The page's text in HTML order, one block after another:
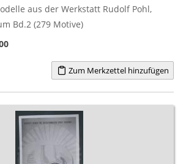
aus der Werkstatt Rudolf Pohl,
Bd.2 (279 Motive)
Zum Merkzettel hinzufügen